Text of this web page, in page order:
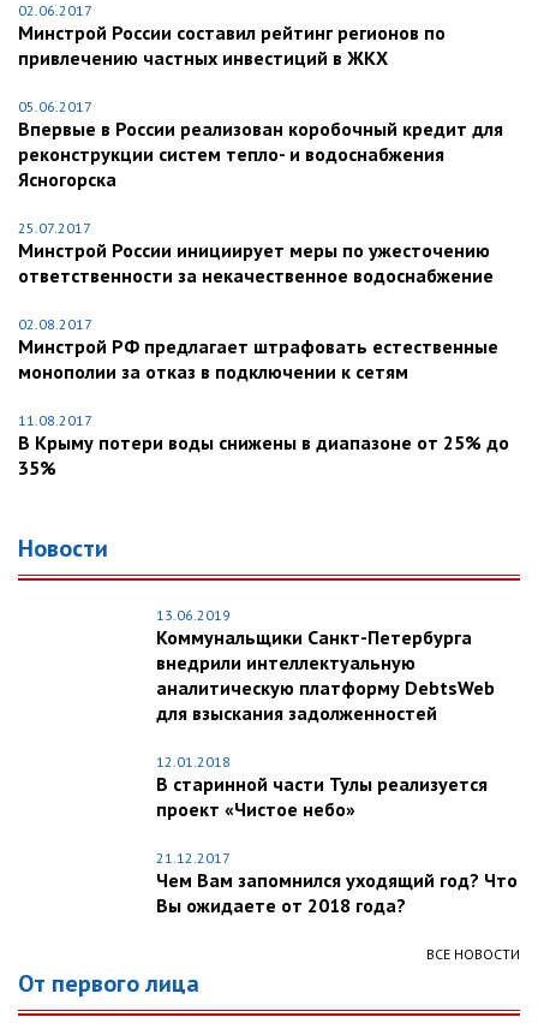
02.06.2017
Минстрой России составил рейтинг регионов по
привлечению частных инвестиций в ЖКХ
05.06.2017
Впервые в России реализован коробочный кредит для
реконструкции систем тепло- и водоснабжения
Ясногорска
25.07.2017
Минстрой России инициирует меры по ужесточению
ответственности за некачественное водоснабжение
02.08.2017
Минстрой РФ предлагает штрафовать естественные
монополии за отказ в подключении к сетям
11.08.2017
В Крыму потери воды снижены в диапазоне от 25% до
35%
Новости
13.06.2019
Коммунальщики Санкт-Петербурга
внедрили интеллектуальную
аналитическую платформу DebtsWeb
для взыскания задолженностей
12.01.2018
В старинной части Тулы реализуется
проект «Чистое небо»
21.12.2017
Чем Вам запомнился уходящий год? Что
Вы ожидаете от 2018 года?
ВСЕ НОВОСТИ
От первого лица